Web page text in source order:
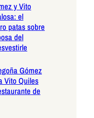
y Vito
el
patas sobre
del
Gómez
Vito Quiles
de